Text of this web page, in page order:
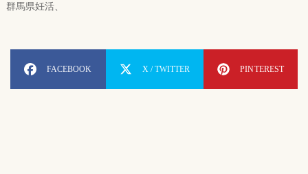
群馬県妊活、
FACEBOOK X / TWITTER PINTEREST